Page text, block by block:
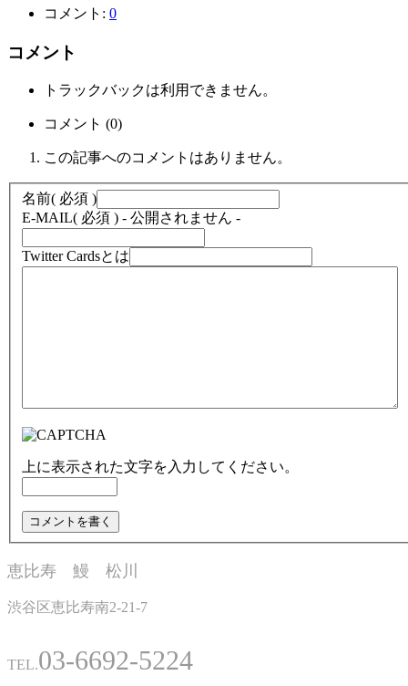
コメント: 0
コメント
トラックバックは利用できません。
コメント (0)
この記事へのコメントはありません。
名前( 必須 )
E-MAIL( 必須 ) - 公開されません -
Twitter Cardsとは
上に表示された文字を入力してください。
恵比寿 鰻 松川
渋谷区恵比寿南2-21-7
TEL.03-6692-5224